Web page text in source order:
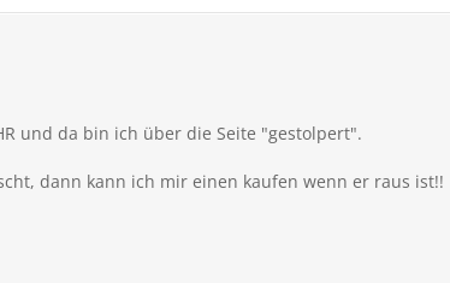
und da bin ich über die Seite "gestolpert".
dann kann ich mir einen kaufen wenn er raus ist!!